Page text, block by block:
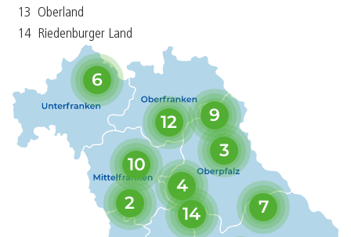
13 Oberland
14 Riedenburger Land
2
3
4
6
7
9
10
12
14